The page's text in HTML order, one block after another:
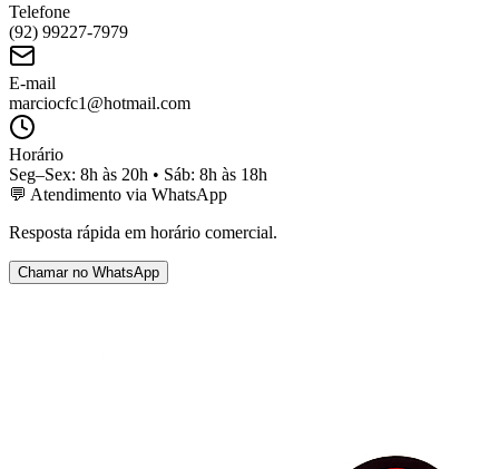
Telefone
(92) 99227-7979
E-mail
marciocfc1@hotmail.com
Horário
Seg–Sex: 8h às 20h • Sáb: 8h às 18h
💬 Atendimento via WhatsApp
Resposta rápida em horário comercial.
Chamar no WhatsApp